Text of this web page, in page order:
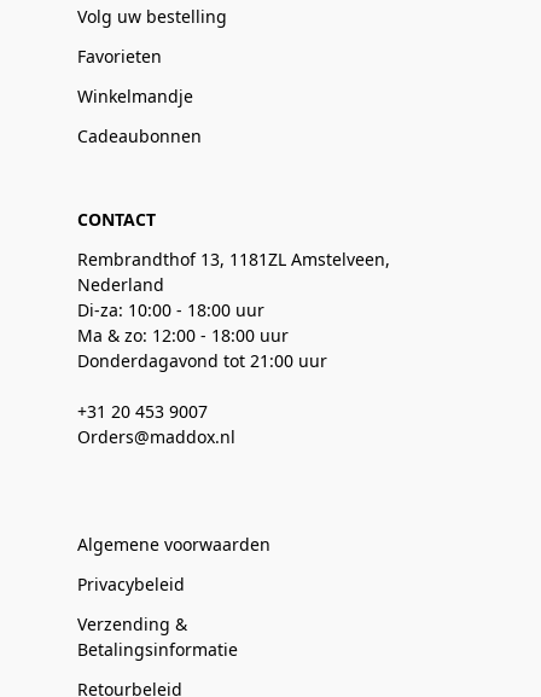
Volg uw bestelling
Favorieten
Winkelmandje
Cadeaubonnen
CONTACT
Rembrandthof 13, 1181ZL Amstelveen,
Nederland
Di-za: 10:00 - 18:00 uur
Ma & zo: 12:00 - 18:00 uur
Donderdagavond tot 21:00 uur
+31 20 453 9007
Orders@maddox.nl
Algemene voorwaarden
Privacybeleid
Verzending &
Betalingsinformatie
Retourbeleid